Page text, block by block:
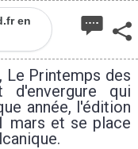
en
Le Printemps des
d'envergure qui
année, l'édition
mars et se place